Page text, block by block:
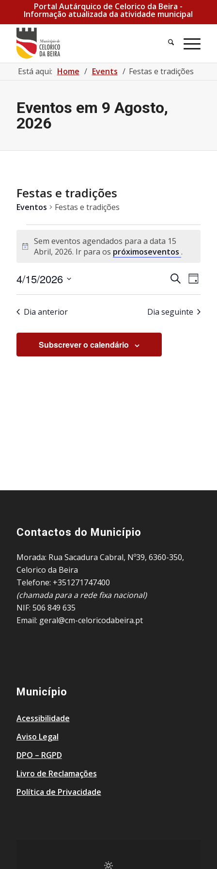
Portal Autárquico de Celorico da Beira -
Informação atualizada da atividade municipal
Pesquisa
Está aqui: Home / Events / Festas e tradições
Eventos em 9 Agosto,
2026
Festas e tradições
Eventos Festas e tradições
Aviso
Sem eventos agendados para a data 15
Abril, 2026. Ir para os próximoseventos .
e
Pesquisar
de
de
Dia
4/15/2026
Selecione
data.
Dia anterior Dia seguinte
Subscrever o calendário
Contactos do Município
Morada: Rua Sacadura Cabral, Nº39, 6360-350,
Celorico da Beira
Telefone: +351271747400
(chamada para a rede fixa nacional)
NIF: 506 849 635
Email: geral@cm-celoricodabeira.pt
Município
Acessibilidade
Aviso Legal
DPO – RGPD
Livro de Reclamações
Política de Privacidade